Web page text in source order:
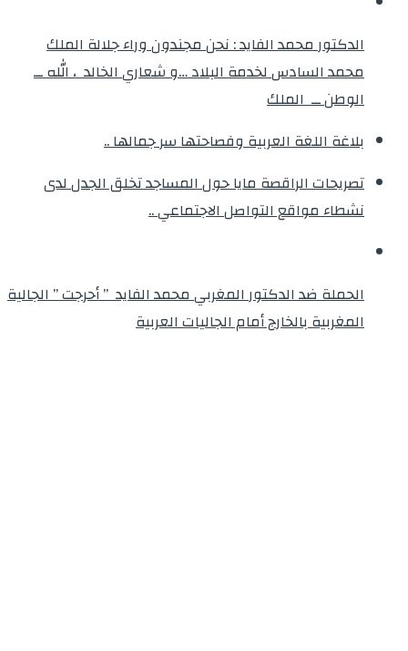
الدكتور محمد الفايد : نحن مجندون وراء جلالة الملك
محمد السادس لخدمة البلاد …و شعاري الخالد ، الله ــ
الوطن ــ الملك
بلاغة اللغة العربية وفصاحتها سر جمالها ..
تصريحات الراقصة مايا حول المساجد تخلق الجدل لدى
نشطاء مواقع التواصل الاجتماعي ..
الحملة ضد الدكتور المغربي محمد الفايد ” أحرجت ” الجالية
المغربية بالخارج أمام الجاليات العربية